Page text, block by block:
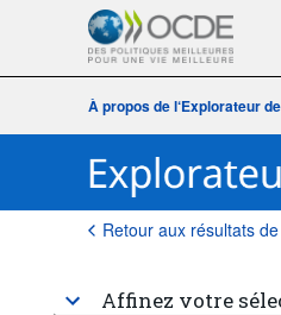
À propos de l‘Explorateur
Retour aux résultats
Affinez votre